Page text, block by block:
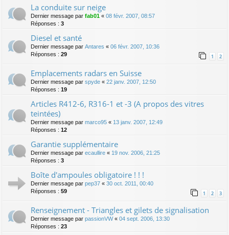
La conduite sur neige
Dernier message par fab01 « 08 févr. 2007, 08:57
Réponses : 3
Diesel et santé
Dernier message par Antares « 06 févr. 2007, 10:36
Réponses : 29 1 2
Emplacements radars en Suisse
Dernier message par spyde « 22 janv. 2007, 12:50
Réponses : 19
Articles R412-6, R316-1 et -3 (A propos des vitres
teintées)
Dernier message par marco95 « 13 janv. 2007, 12:49
Réponses : 12
Garantie supplémentaire
Dernier message par ecaullire « 19 nov. 2006, 21:25
Réponses : 3
Boîte d'ampoules obligatoire ! ! !
Dernier message par pep37 « 30 oct. 2011, 00:40
Réponses : 59 1 2 3
Renseignement - Triangles et gilets de signalisation
Dernier message par passionVW« 04 sept. 2006, 13:30
Réponses : 23